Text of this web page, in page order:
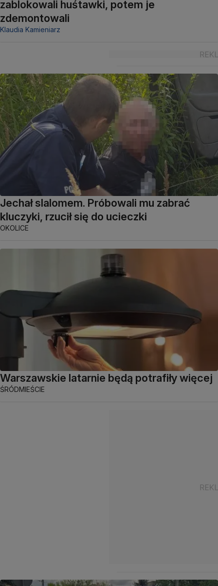
zablokowali huśtawki, potem je
zdemontowali
Klaudia Kamieniarz
Jechał slalomem. Próbowali mu zabrać
kluczyki, rzucił się do ucieczki
OKOLICE
Warszawskie latarnie będą potrafiły więcej
ŚRÓDMIEŚCIE